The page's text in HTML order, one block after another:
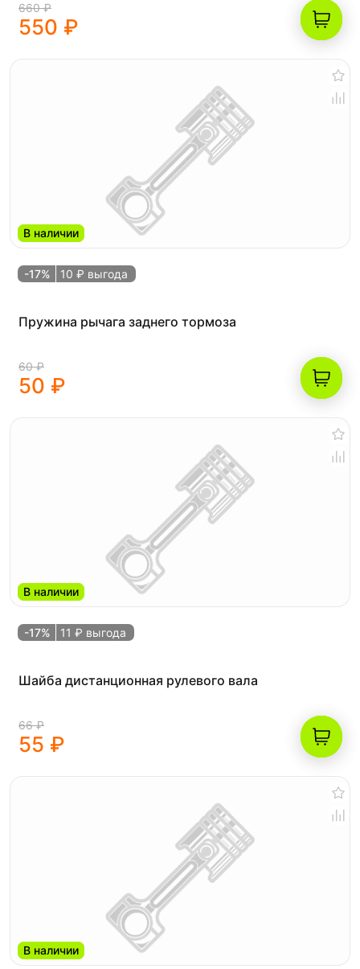
660 ₽
550 ₽
В наличии
-17% 10 ₽ выгода
Пружина рычага заднего тормоза
60 ₽
50 ₽
В наличии
-17% 11 ₽ выгода
Шайба дистанционная рулевого вала
66 ₽
55 ₽
В наличии